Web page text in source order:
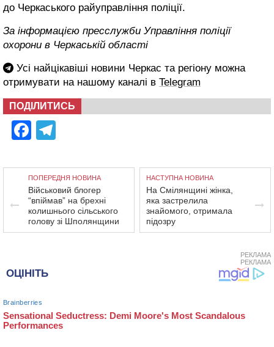
до Черкаського райуправління поліції.
За інформацією пресслужби Управління поліції
охорони в Черкаській області
Усі найцікавіші новини Черкас та регіону можна
отримувати на нашому каналі в Telegram
ПОДІЛИТИСЬ
Facebook
ПОПЕРЕДНЯ НОВИНА
Військовий блогер
“впіймав” на брехні
колишнього сільського
голову зі Шполянщини
НАСТУПНА НОВИНА
На Смілянщині жінка,
яка застрелила
знайомого, отримала
підозру
РЕКЛАМА
РЕКЛАМА